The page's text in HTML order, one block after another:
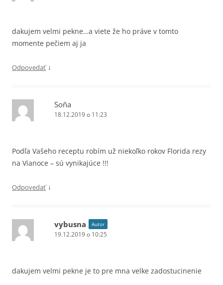
dakujem velmi pekne…a viete že ho práve v tomto
momente pečiem aj ja
Odpovedať ↓
Soňa
18.12.2019 o 11:23
Podľa Vašeho receptu robím už niekoľko rokov Florida rezy
na Vianoce – sú vynikajúce !!!
Odpovedať ↓
vybusna Autor
19.12.2019 o 10:25
dakujem velmi pekne je to pre mna velke zadostucinenie